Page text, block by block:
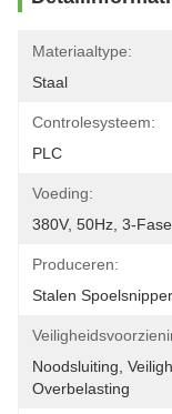
Materiaaltype:
Staal
Controlesysteem:
PLC
Voeding:
380V, 50Hz, 3-Fase
Produceren:
Stalen Spoelsnipper
Noodsluiting,
Overbelasting